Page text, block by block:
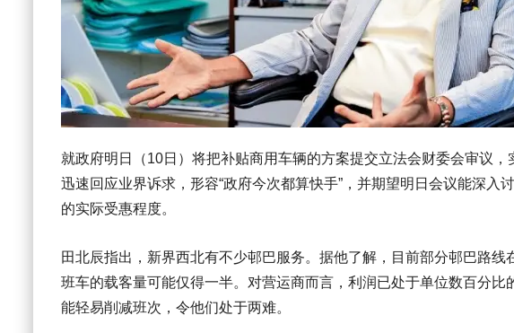
就政府明日（10日）将把补贴商用车辆的方案提交立法会财委会审议
迅速回应业界诉求，形容“政府今次都算快手”，并期望明日会议能深入
的实际受惠程度。
田北辰指出，新界西北有不少邨巴服务。据他了解，目前部分邨巴路
班车的载客量可能仅得一半。对营运商而言，利润已处于单位数百分比
能轻易削减班次，令他们处于两难。